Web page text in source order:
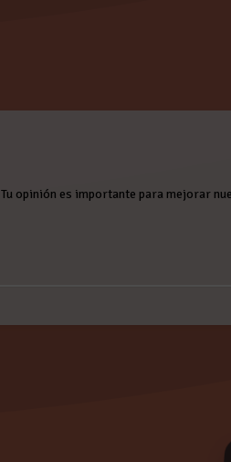
Tu opinión es importante para mejorar